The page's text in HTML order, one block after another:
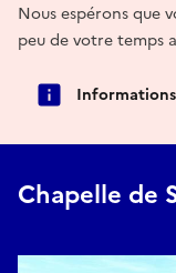
Nous espérons que
peu de votre temps
Informations
Chapelle de